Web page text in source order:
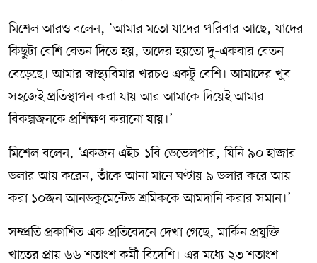
মিশেল আরও বলেন, ‘আমার মতো যাদের পরিবার আছে, যাদের
কিছুটা বেশি বেতন দিতে হয়, তাদের হয়তো দু-একবার বেতন
বেড়েছে। আমার স্বাস্থ্যবিমার খরচও একটু বেশি। আমাদের খুব
সহজেই প্রতিস্থাপন করা যায় আর আমাকে দিয়েই আমার
বিকল্পজনকে প্রশিক্ষণ করানো যায়।’
মিশেল বলেন, ‘একজন এইচ-১বি ডেভেলপার, যিনি ৯০ হাজার
ডলার আয় করেন, তাঁকে আনা মানে ঘণ্টায় ৯ ডলার করে আয়
করা ১০জন আনডকুমেন্টেড শ্রমিককে আমদানি করার সমান।’
সম্প্রতি প্রকাশিত এক প্রতিবেদনে দেখা গেছে, মার্কিন প্রযুক্তি
খাতের প্রায় ৬৬ শতাংশ কর্মী বিদেশি। এর মধ্যে ২৩ শতাংশ